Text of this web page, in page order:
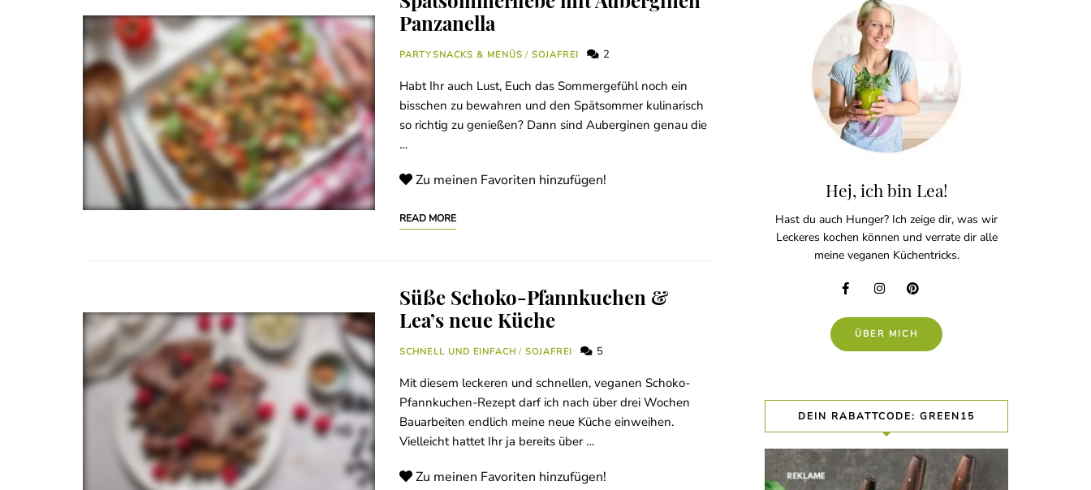
Panzanella
PARTYSNACKS & MENÜS / SOJAFREI 2
Habt Ihr auch Lust, Euch das Sommergefühl noch ein
bisschen zu bewahren und den Spätsommer kulinarisch
so richtig zu genießen? Dann sind Auberginen genau die
…
Zu meinen Favoriten hinzufügen!
READ MORE
Süße Schoko-Pfannkuchen &
Lea’s neue Küche
SCHNELL UND EINFACH / SOJAFREI 5
Mit diesem leckeren und schnellen, veganen Schoko-
Pfannkuchen-Rezept darf ich nach über drei Wochen
Bauarbeiten endlich meine neue Küche einweihen.
Vielleicht hattet Ihr ja bereits über …
Zu meinen Favoriten hinzufügen!
Hej, ich bin Lea!
Hast du auch Hunger? Ich zeige dir, was wir
Leckeres kochen können und verrate dir alle
meine veganen Küchentricks.
ÜBER MICH
DEIN RABATTCODE: GREEN15